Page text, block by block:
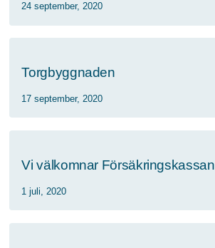
24 september, 2020
Torgbyggnaden
17 september, 2020
Vi välkomnar Försäkringskassan
1 juli, 2020